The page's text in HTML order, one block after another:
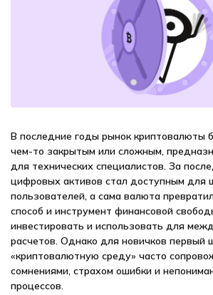
В последние годы рынок криптовалюты
чем-то закрытым или сложным,
для технических специалистов. За
цифровых активов стал доступным для
пользователей, а сама валюта
способ и инструмент финансовой
инвестировать и использовать для
расчетов. Однако для новичков первый
«криптовалютную среду» часто
сомнениями, страхом ошибки и
процессов.